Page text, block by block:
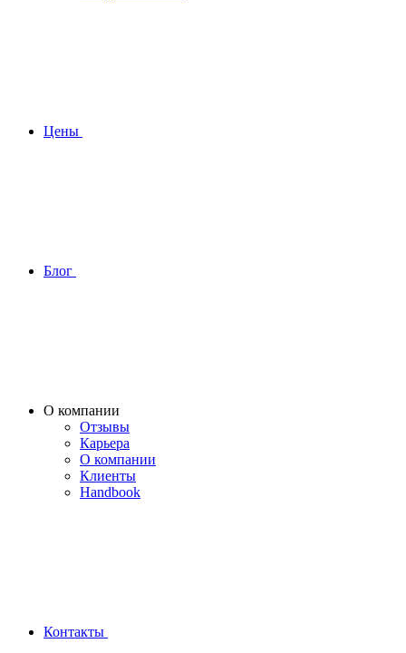
Цены
Блог
О компании
Отзывы
Карьера
О компании
Клиенты
Handbook
Контакты